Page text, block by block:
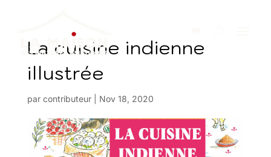
La cuisine indienne
illustrée
par contributeur| Nov 18, 2020